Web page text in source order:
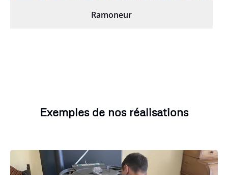
Ramoneur
Exemples de nos réalisations